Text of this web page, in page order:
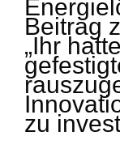
Beitrag
„Ihr
zu